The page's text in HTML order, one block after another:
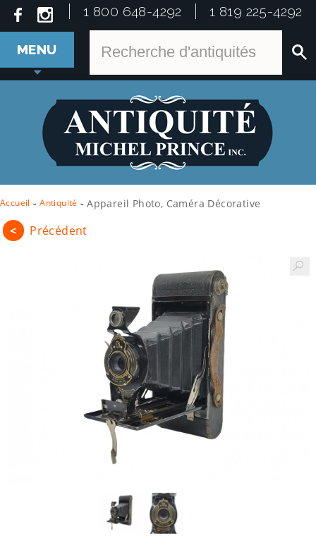
1 800 648-4292 1 819 225-4292
MENU
Accueil - Antiquité - Appareil Photo, Caméra Décorative
< Précédent